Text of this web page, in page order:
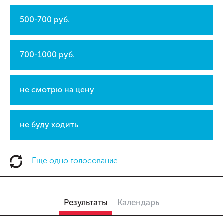
500-700 руб.
700-1000 руб.
не смотрю на цену
не буду ходить
Еще одно голосование
Результаты Календарь